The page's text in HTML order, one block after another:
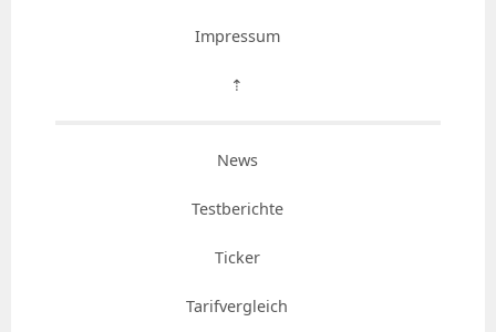
Impressum
⇡
News
Testberichte
Ticker
Tarifvergleich